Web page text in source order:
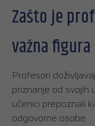
Zašto je
važna
Profesori
priznanje od svojih
učenici prepoznali
odgovorne osobe.